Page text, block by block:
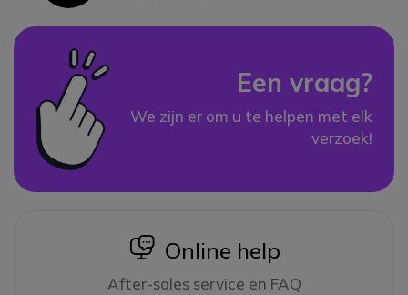
Een vraag?
We zijn er om u te helpen met elk
verzoek!
icon
Online help
After-sales service en FAQ